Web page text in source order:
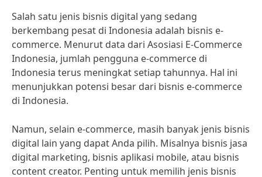
Salah satu jenis bisnis digital yang sedang
berkembang pesat di Indonesia adalah bisnis e-
commerce. Menurut data dari Asosiasi E-Commerce
Indonesia, jumlah pengguna e-commerce di
Indonesia terus meningkat setiap tahunnya. Hal ini
menunjukkan potensi besar dari bisnis e-commerce
di Indonesia.
Namun, selain e-commerce, masih banyak jenis bisnis
digital lain yang dapat Anda pilih. Misalnya bisnis jasa
digital marketing, bisnis aplikasi mobile, atau bisnis
content creator. Penting untuk memilih jenis bisnis